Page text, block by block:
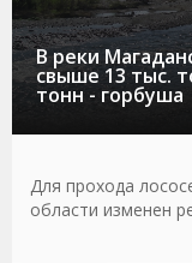
В реки
свыше 13 тыс.
тонн - горбуша
Для прохода
области изменен